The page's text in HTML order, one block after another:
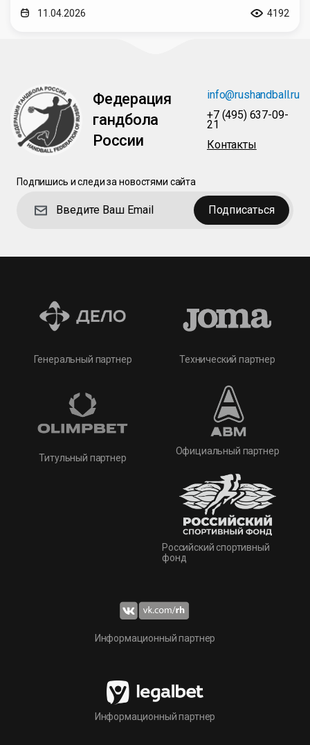
11.04.2026 4192
Федерация
гандбола
России
info@rushandball.ru
+7 (495) 637-09-
21
Контакты
Подпишись и следи за новостями сайта
Подписаться
Генеральный партнер
Титульный партнер
Технический партнер
Официальный партнер
Российский спортивный
фонд
Информационный партнер
Информационный партнер